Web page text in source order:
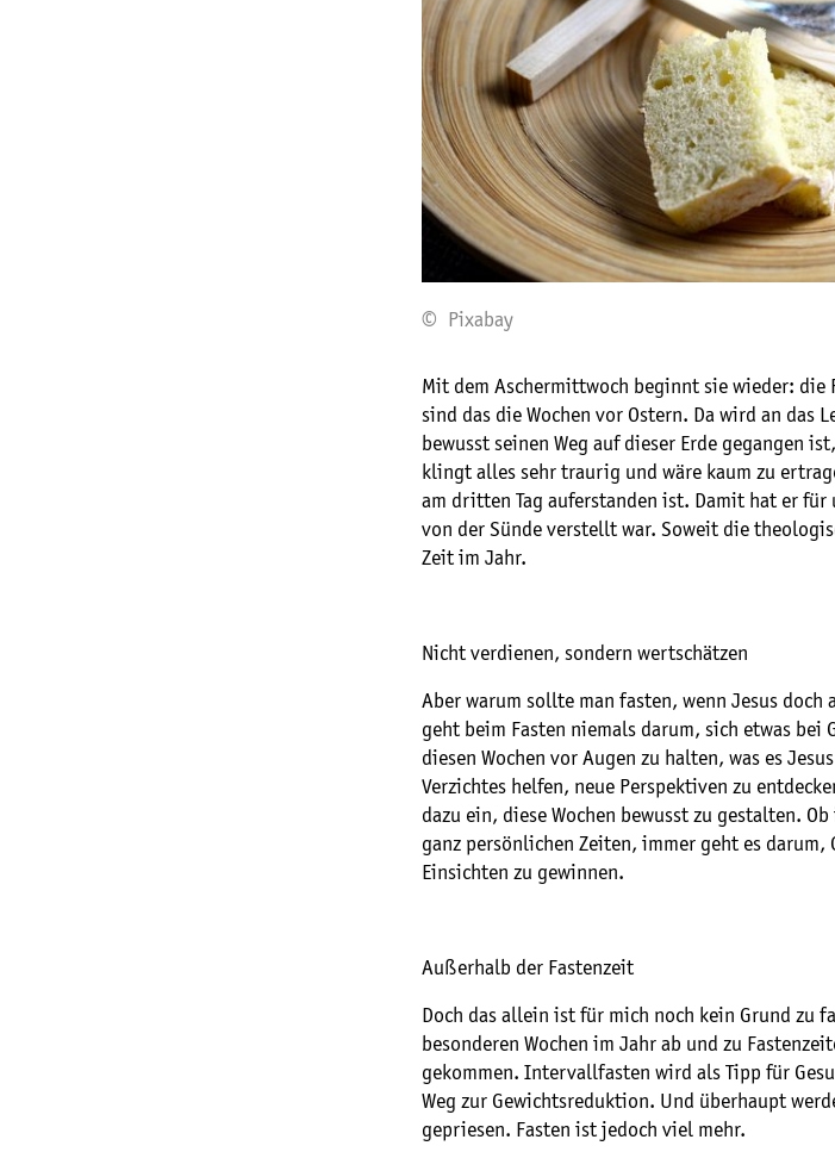
© Pixabay
Mit dem Aschermittwoch beginnt sie wieder: die
sind das die Wochen vor Ostern. Da wird an das
bewusst seinen Weg auf dieser Erde gegangen
klingt alles sehr traurig und wäre kaum zu
am dritten Tag auferstanden ist. Damit hat er für
von der Sünde verstellt war. Soweit die
Zeit im Jahr.
Nicht verdienen, sondern wertschätzen
Aber warum sollte man fasten, wenn Jesus doch
geht beim Fasten niemals darum, sich etwas
diesen Wochen vor Augen zu halten, was es
Verzichtes helfen, neue Perspektiven zu
dazu ein, diese Wochen bewusst zu gestalten.
ganz persönlichen Zeiten, immer geht es darum,
Einsichten zu gewinnen.
Außerhalb der Fastenzeit
Doch das allein ist für mich noch kein Grund zu
besonderen Wochen im Jahr ab und zu
gekommen. Intervallfasten wird als Tipp für
Weg zur Gewichtsreduktion. Und überhaupt
gepriesen. Fasten ist jedoch viel mehr.